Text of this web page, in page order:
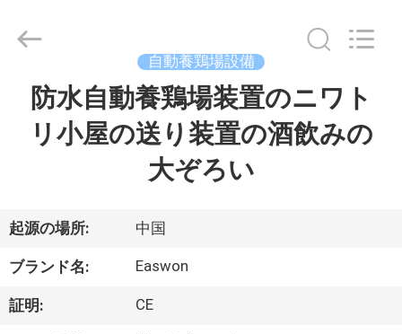
ダ
ク
ト
2026
自動養鶏場設備
防水自動養鶏場装置のニワト
リ小屋の送り装置の酒飲みの
大ぞろい
起源の場所: 中国
ブランド名: Easwon
証明: CE